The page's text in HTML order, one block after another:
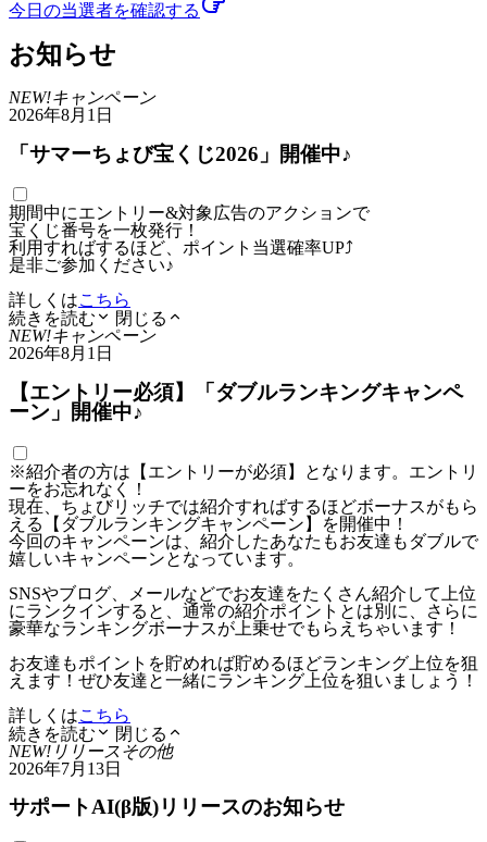
今日の当選者を確認する
お知らせ
NEW!キャンペーン
2026年8月1日
「サマーちょび宝くじ2026」開催中♪
期間中にエントリー&対象広告のアクションで
宝くじ番号を一枚発行！
利用すればするほど、ポイント当選確率UP⤴
是非ご参加ください♪
詳しくはこちら
続きを読む
閉じる
NEW!キャンペーン
2026年8月1日
【エントリー必須】「ダブルランキングキャンペ
ーン」開催中♪
※紹介者の方は【エントリーが必須】となります。エントリ
ーをお忘れなく！
現在、ちょびリッチでは紹介すればするほどボーナスがもら
える【ダブルランキングキャンペーン】を開催中！
今回のキャンペーンは、紹介したあなたもお友達もダブルで
嬉しいキャンペーンとなっています。
SNSやブログ、メールなどでお友達をたくさん紹介して上位
にランクインすると、通常の紹介ポイントとは別に、さらに
豪華なランキングボーナスが上乗せでもらえちゃいます！
お友達もポイントを貯めれば貯めるほどランキング上位を狙
えます！ぜひ友達と一緒にランキング上位を狙いましょう！
詳しくはこちら
続きを読む
閉じる
NEW! リリースその他
2026年7月13日
サポートAI(β版)リリースのお知らせ